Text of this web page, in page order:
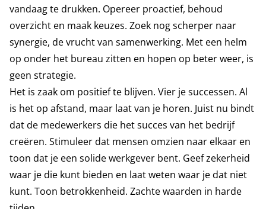
vandaag te drukken. Opereer proactief, behoud
overzicht en maak keuzes. Zoek nog scherper naar
synergie, de vrucht van samenwerking. Met een helm
op onder het bureau zitten en hopen op beter weer, is
geen strategie.
Het is zaak om positief te blijven. Vier je successen. Al
is het op afstand, maar laat van je horen. Juist nu bindt
dat de medewerkers die het succes van het bedrijf
creëren. Stimuleer dat mensen omzien naar elkaar en
toon dat je een solide werkgever bent. Geef zekerheid
waar je die kunt bieden en laat weten waar je dat niet
kunt. Toon betrokkenheid. Zachte waarden in harde